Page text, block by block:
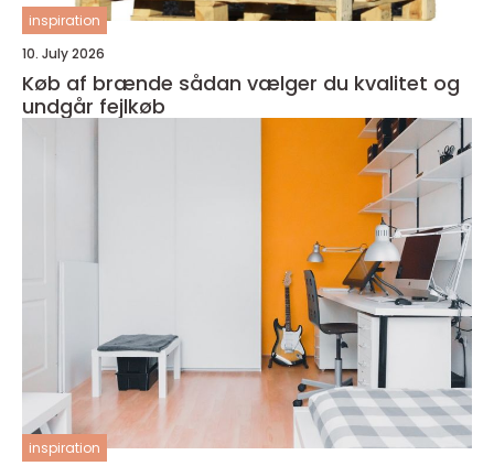
inspiration
10. July 2026
Køb af brænde sådan vælger du kvalitet og
undgår fejlkøb
inspiration